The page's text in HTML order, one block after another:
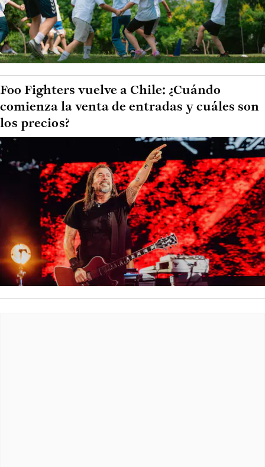
Foo Fighters vuelve a Chile: ¿Cuándo
comienza la venta de entradas y cuáles son
los precios?